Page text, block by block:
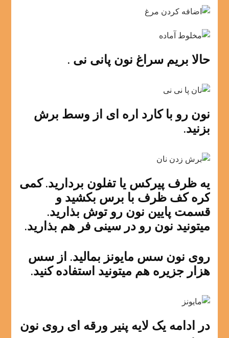
حالا بریم سراغ نون پانی نی .
نون رو با کارد اره ای از وسط برش
بزنید.
یه ظرف پیرکس یا تفلون بردارید. کمی
کره کف ظرف با برس بکشید و
قسمت پایین نون رو توش بذارید.
میتونید نون رو در سینی فر هم بذارید.
روی نون سس مایونز بمالید. از سس
هزار جزیره هم میتونید استفاده کنید.
در ادامه یک لایه پنیر ورقه ای روی نون